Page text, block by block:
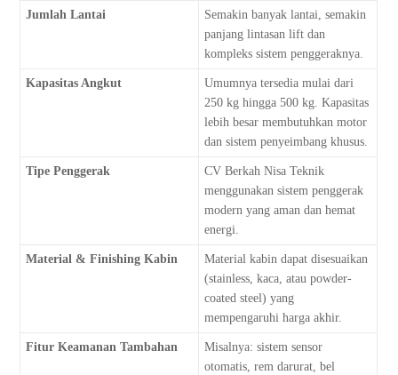
Jumlah Lantai
Semakin banyak lantai, semakin
panjang lintasan lift dan
kompleks sistem penggeraknya.
Kapasitas Angkut
Umumnya tersedia mulai dari
250 kg hingga 500 kg. Kapasitas
lebih besar membutuhkan motor
dan sistem penyeimbang khusus.
Tipe Penggerak
CV Berkah Nisa Teknik
menggunakan sistem penggerak
modern yang aman dan hemat
energi.
Material & Finishing Kabin
Material kabin dapat disesuaikan
(stainless, kaca, atau powder-
coated steel) yang
mempengaruhi harga akhir.
Fitur Keamanan Tambahan
Misalnya: sistem sensor
otomatis, rem darurat, bel